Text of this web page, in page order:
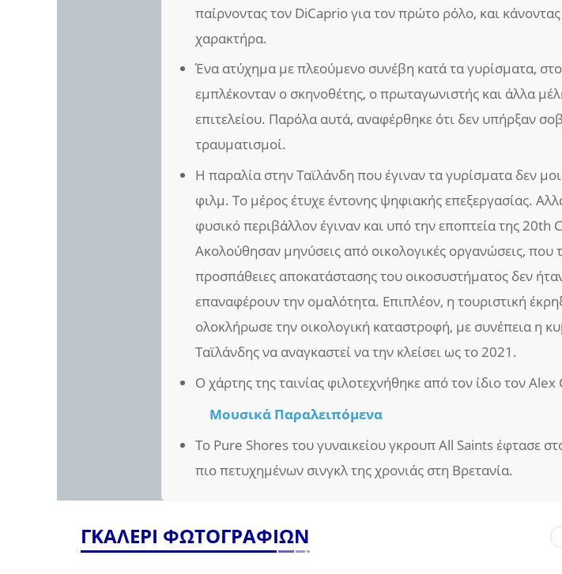
παίρνοντας τον DiCaprio για τον πρώτο ρόλο, και
χαρακτήρα.
Ένα ατύχημα με πλεούμενο συνέβη κατά τα γυρίσματα,
εμπλέκονταν ο σκηνοθέτης, ο πρωταγωνιστής και άλλα
επιτελείου. Παρόλα αυτά, αναφέρθηκε ότι δεν υπήρξαν
τραυματισμοί.
Η παραλία στην Ταϊλάνδη που έγιναν τα γυρίσματα δεν
φιλμ. Το μέρος έτυχε έντονης ψηφιακής επεξεργασίας.
φυσικό περιβάλλον έγιναν και υπό την εποπτεία της 20th
Ακολούθησαν μηνύσεις από οικολογικές οργανώσεις, που
προσπάθειες αποκατάστασης του οικοσυστήματος δεν
επαναφέρουν την ομαλότητα. Επιπλέον, η τουριστική
ολοκλήρωσε την οικολογική καταστροφή, με συνέπεια η
Ταϊλάνδης να αναγκαστεί να την κλείσει ως το 2021.
Ο χάρτης της ταινίας φιλοτεχνήθηκε από τον ίδιο τον Alex
Μουσικά Παραλειπόμενα
Το Pure Shores του γυναικείου γκρουπ All Saints έφτασε
πιο πετυχημένων σινγκλ της χρονιάς στη Βρετανία.
ΓΚΑΛΕΡΙ ΦΩΤΟΓΡΑΦΙΩΝ